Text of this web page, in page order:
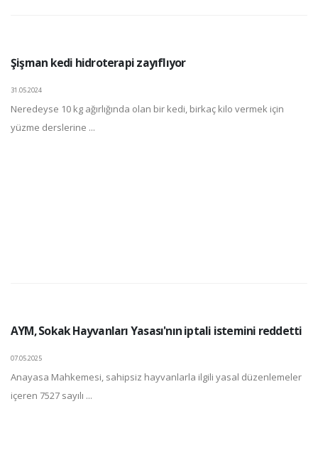
Şişman kedi hidroterapi zayıflıyor
31.05.2024
Neredeyse 10 kg ağırlığında olan bir kedi, birkaç kilo vermek için
yüzme derslerine ...
AYM, Sokak Hayvanları Yasası'nın iptali istemini reddetti
07.05.2025
Anayasa Mahkemesi, sahipsiz hayvanlarla ilgili yasal düzenlemeler
içeren 7527 sayılı ...